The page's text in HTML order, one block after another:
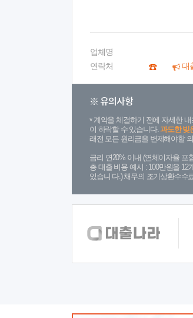
업체명
연락처
대
※ 유의사항
계약을 체결하기 전에 자세한
이 하락할 수 있습니다.과도한 빚
래전 모든 원리금을 변제해야할
금리 연20% 이내 (연체이자율 포
총 대출 비용 예시 : 100만원을
있습니 다.) 채무의 조기상환수수